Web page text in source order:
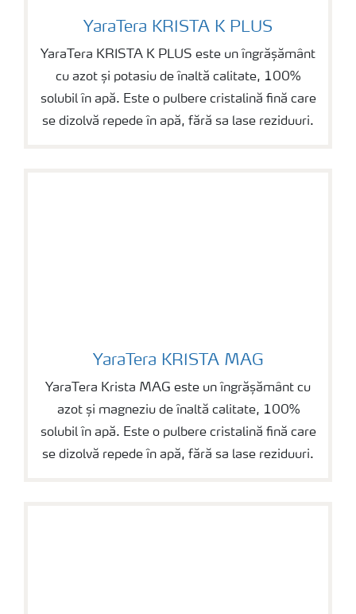
YaraTera KRISTA K PLUS
YaraTera KRISTA K PLUS este un îngrășământ
cu azot și potasiu de înaltă calitate, 100%
solubil în apă. Este o pulbere cristalină fină care
se dizolvă repede în apă, fără sa lase reziduuri.
YaraTera KRISTA MAG
YaraTera Krista MAG este un îngrășământ cu
azot și magneziu de înaltă calitate, 100%
solubil în apă. Este o pulbere cristalină fină care
se dizolvă repede în apă, fără sa lase reziduuri.